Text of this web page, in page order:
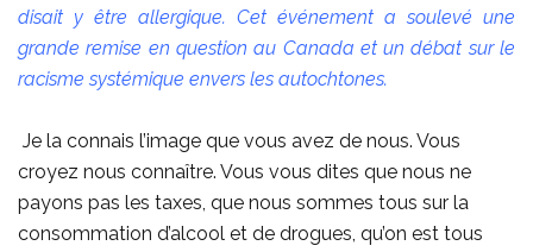
disait y être allergique. Cet événement a soulevé une
grande remise en question au Canada et un débat sur le
racisme systémique envers les autochtones.
Je la connais l’image que vous avez de nous. Vous
croyez nous connaître. Vous vous dites que nous ne
payons pas les taxes, que nous sommes tous sur la
consommation d’alcool et de drogues, qu’on est tous